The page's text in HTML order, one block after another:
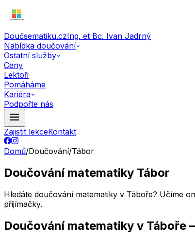
Doučsematiku.czIng. et Bc. Ivan Jadrný
Nabídka doučování
Ostatní služby
Ceny
Lektoři
Pomáháme
Kariéra
Podpořte nás
Zajistit lekceKontakt
Domů/Doučování/Tábor
Doučování matematiky Tábor
Hledáte doučování matematiky v Táboře? Učíme
přijímačky.
Doučování matematiky v Táboře